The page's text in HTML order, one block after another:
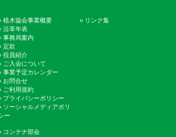
植木協会事業概要
沿革年表
事務局案内
定款
役員紹介
ご入会について
事業予定カレンダー
お問合せ
ご利用規約
プライバシーポリシー
ソーシャルメディアポリ
ー
コンテナ部会
» リンク集